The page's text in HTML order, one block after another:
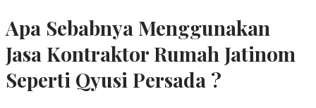
Apa Sebabnya Menggunakan
Jasa Kontraktor Rumah Jatinom
Seperti Qyusi Persada ?